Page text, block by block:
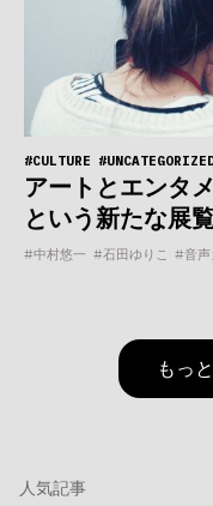
#CULTURE
アートとエンタ
という新たな展
#中村悠一 #石田ゆりこ #音声
もっ
人気記事